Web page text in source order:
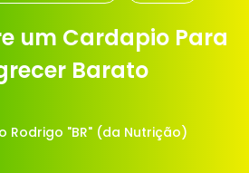
um Cardapio Para
Barato
Rodrigo "BR" (da Nutrição)